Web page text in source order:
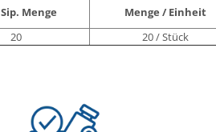
Menge Menge / Einheit
20 20 / Stück